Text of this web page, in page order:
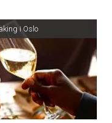
i Oslo